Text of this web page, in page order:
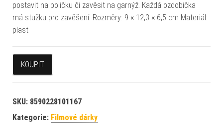
postavit na poličku či zavěsit na garnýž. Každá ozdobička
má stužku pro zavěšení. Rozměry: 9 × 12,3 × 6,5 cm Materiál:
plast
KOUPIT
SKU: 8590228101167
Kategorie: Filmové dárky